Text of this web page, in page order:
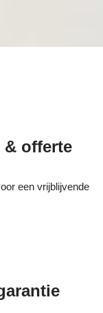
offerte
een vrijblijvende